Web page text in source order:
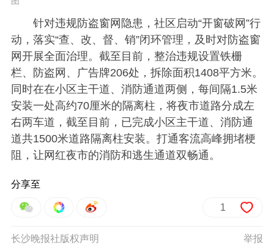
针对违规防盗窗网隐患，社区启动“开窗破网”行
动，落实“查、改、督、销”闭环管理，及时对防盗窗
网开展全面治理。截至目前，整治违规设置铁栅
栏、防盗网、广告牌206处，拆除面积1408平方米。
同时在在小区主干道、消防通道两侧，每间隔1.5米
安装一处高约70厘米的隔离柱，将夜市道路分成左
右两车道，截至目前，已完成小区主干道、消防通
道共1500米道路隔离柱安装。打通客流高峰拥堵梗
阻，让网红夜市的消防和逃生通道双畅通。
分享至
1
举报
长沙晚报社版权声明